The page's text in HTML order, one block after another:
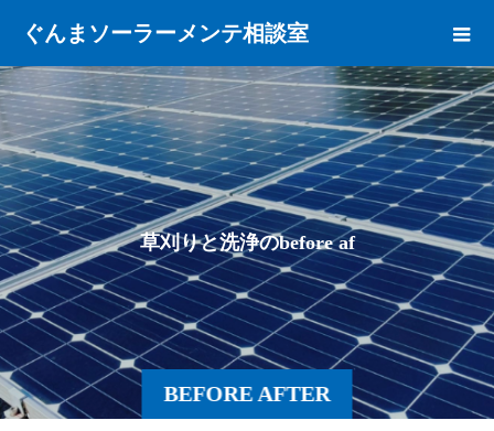
ぐんまソーラーメンテ相談室
BEFORE AFTER
草刈りと洗浄のbefore afte